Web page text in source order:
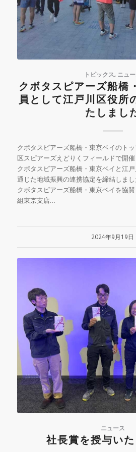
トピックス, ニュ
クボタスピアーズ船橋
員として江戸川区役所
たしまし
クボタスピアーズ船橋・東京ベイのト
区スピアーズえどりくフィールドで開
クボタスピアーズ船橋・東京ベイと江
通じた地域振興の連携協定を締結しまし
クボタスピアーズ船橋・東京ベイを協
組東京支店…
2024年9月19日
ニュース
社長賞を授与い